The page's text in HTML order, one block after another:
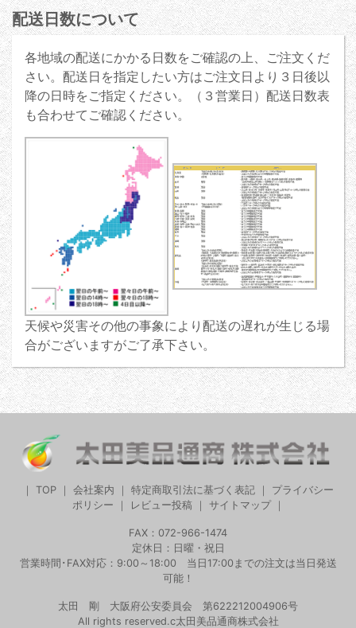
配送日数について
各地域の配送にかかる日数をご確認の上、ご注文くだ
さい。配送日を指定したい方はご注文日より３日後以
降の日時をご指定ください。（３営業日）配送日数表
も合わせてご確認ください。
天候や災害その他の事象により配送の遅れが生じる場
合がございますがご了承下さい。
TOP 会社案内 特定商取引法に基づく表記
プライバシー
ポリシー
レビュー投稿｜ サイトマップ｜
FAX：072-966-1474
定休日：日曜・祝日
営業時間･FAX対応：9:00～18:00 当日17:00までの注文は当日発送
可能！
太田 剛 大阪府公安委員会 第622212004906号
All rights reserved.c太田美品通商株式会社